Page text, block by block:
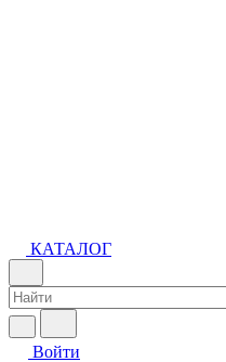
КАТАЛОГ
Войти